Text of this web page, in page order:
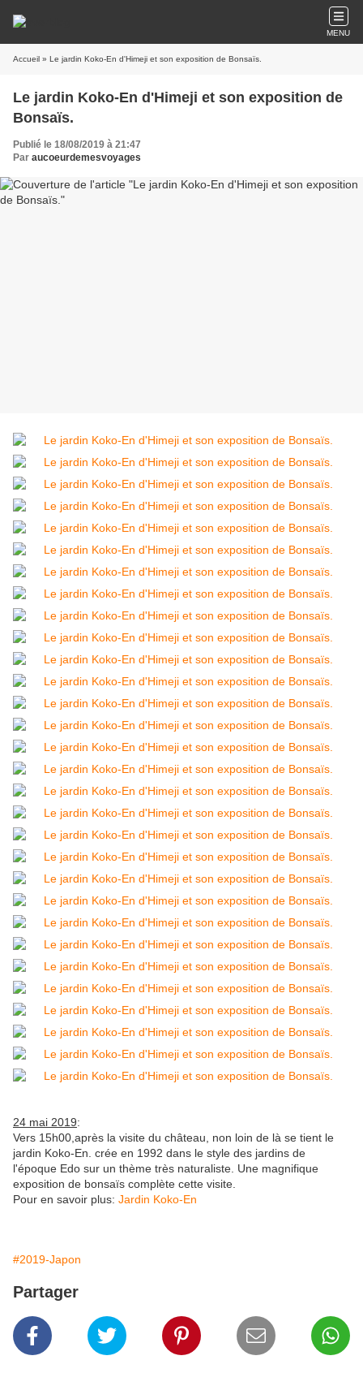
MENU
Accueil » Le jardin Koko-En d'Himeji et son exposition de Bonsaïs.
Le jardin Koko-En d'Himeji et son exposition de
Bonsaïs.
Publié le 18/08/2019 à 21:47
Par aucoeurdemesvoyages
24 mai 2019:
Vers 15h00,après la visite du château, non loin de là se tient le
jardin Koko-En. crée en 1992 dans le style des jardins de
l'époque Edo sur un thème très naturaliste. Une magnifique
exposition de bonsaïs complète cette visite.
Pour en savoir plus: Jardin Koko-En
#2019-Japon
Partager